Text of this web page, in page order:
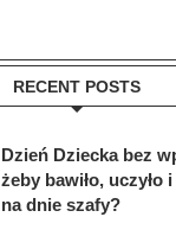
RECENT POSTS
Dzień Dziecka bez
żeby bawiło, uczyło
na dnie szafy?